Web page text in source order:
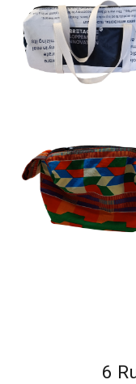
6